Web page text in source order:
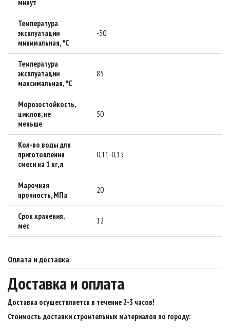
минут
Температура
эксплуатации
минимальная, °C
-30
Температура
эксплуатации
максимальная, °C
85
Морозостойкость,
циклов, не
меньше
50
Кол-во воды для
приготовления
смеси на 1 кг, л
0,11-0,13
Марочная
прочность, МПа
20
Срок хранения,
мес
12
Оплата и доставка
Доставка и оплата
Доставка осуществляется в течение 2-3 часов!
Стоимость доставки строительных материалов по городу: